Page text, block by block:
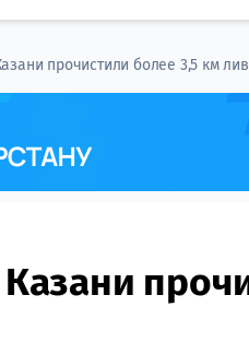
прочистили более 3,5 км